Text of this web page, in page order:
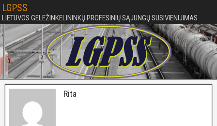
LGPSS
LIETUVOS GELEŽINKELININKŲ PROFESINIŲ SĄJUNGŲ SUSIVIENIJIMAS
Rita